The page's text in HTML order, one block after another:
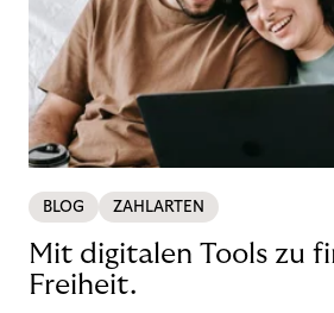
BLOG ZAHLARTEN
Mit digitalen Tools zu
Freiheit.